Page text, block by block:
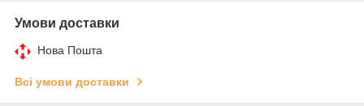
Умови доставки
Нова Пошта
Всі умови доставки